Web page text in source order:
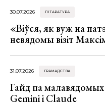
30.07.2026 ЛІТАРАТУРА
«Віўся, як вуж на
невядомы візіт
31.07.2026 ГРАМАДСТВА
Гайд па
Gemini і Claude